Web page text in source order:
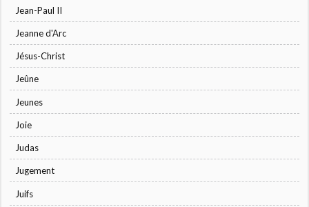
Jean-Paul II
Jeanne d'Arc
Jésus-Christ
Jeûne
Jeunes
Joie
Judas
Jugement
Juifs